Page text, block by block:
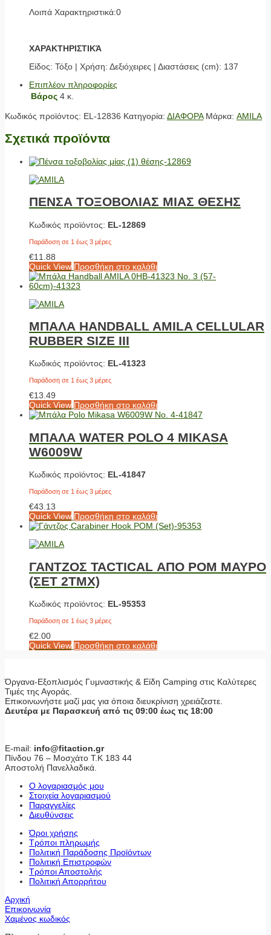
Λοιπά Χαρακτηριστικά:0
ΧΑΡΑΚΤΗΡΙΣΤΙΚΆ
Είδος: Τόξο | Χρήση: Δεξιόχειρες | Διαστάσεις (cm): 137
Επιπλέον πληροφορίες
Βάρος 4 κ.
Κωδικός προϊόντος: EL-12836 Κατηγορία: ΔΙΑΦΟΡΑ Μάρκα: AMILA
Σχετικά προϊόντα
ΠΕΝΣΑ ΤΟΞΟΒΟΛΙΑΣ ΜΙΑΣ ΘΕΣΗΣ
Κωδικός προϊόντος: EL-12869
Παράδοση σε 1 έως 3 μέρες
€11.88
Quick View Προσθήκη στο καλάθι
ΜΠΑΛΑ HANDBALL AMILA CELLULAR
RUBBER SIZE III
Κωδικός προϊόντος: EL-41323
Παράδοση σε 1 έως 3 μέρες
€13.49
Quick View Προσθήκη στο καλάθι
ΜΠΑΛΑ WATER POLO 4 MIKASA
W6009W
Κωδικός προϊόντος: EL-41847
Παράδοση σε 1 έως 3 μέρες
€43.13
Quick View Προσθήκη στο καλάθι
ΓΑΝΤΖΟΣ TACTICAL ΑΠΟ POM ΜΑΥΡΟ
(ΣΕΤ 2ΤΜΧ)
Κωδικός προϊόντος: EL-95353
Παράδοση σε 1 έως 3 μέρες
€2.00
Quick View Προσθήκη στο καλάθι
Όργανα-Εξοπλισμός Γυμναστικής & Είδη Camping στις Καλύτερες
Τιμές της Αγοράς.
Επικοινωνήστε μαζί μας για όποια διευκρίνιση χρειάζεστε.
Δευτέρα με Παρασκευή από τις 09:00 έως τις 18:00
E-mail: info@fitaction.gr
Πίνδου 76 – Μοσχάτο Τ.Κ 183 44
Αποστολή Πανελλαδικά.
Ο λογαριασμός μου
Στοιχεία λογαριασμού
Παραγγελίες
Διευθύνσεις
Όροι χρήσης
Τρόποι πληρωμής
Πολιτική Παράδοσης Προϊόντων
Πολιτική Επιστροφών
Τρόποι Αποστολής
Πολιτική Απορρήτου
Αρχική
Επικοινωνία
Χαμένος κωδικός